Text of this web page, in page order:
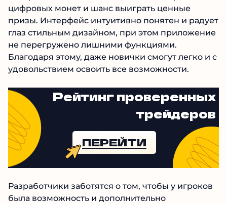
цифровых монет и шанс выиграть ценные
призы. Интерфейс интуитивно понятен и радует
глаз стильным дизайном, при этом приложение
не перегружено лишними функциями.
Благодаря этому, даже новички смогут легко и с
удовольствием освоить все возможности.
Рейтинг проверенных
трейдеров
ПЕРЕЙТИ
Разработчики заботятся о том, чтобы у игроков
была возможность и дополнительно